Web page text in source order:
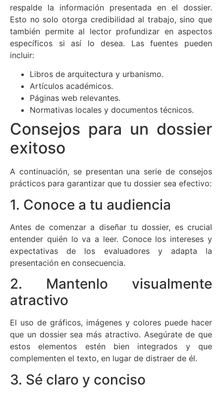
respalde la información presentada en el dossier.
Esto no solo otorga credibilidad al trabajo, sino que
también permite al lector profundizar en aspectos
específicos si así lo desea. Las fuentes pueden
incluir:
Libros de arquitectura y urbanismo.
Artículos académicos.
Páginas web relevantes.
Normativas locales y documentos técnicos.
Consejos para un dossier
exitoso
A continuación, se presentan una serie de consejos
prácticos para garantizar que tu dossier sea efectivo:
1. Conoce a tu audiencia
Antes de comenzar a diseñar tu dossier, es crucial
entender quién lo va a leer. Conoce los intereses y
expectativas de los evaluadores y adapta la
presentación en consecuencia.
2. Mantenlo visualmente
atractivo
El uso de gráficos, imágenes y colores puede hacer
que un dossier sea más atractivo. Asegúrate de que
estos elementos estén bien integrados y que
complementen el texto, en lugar de distraer de él.
3. Sé claro y conciso